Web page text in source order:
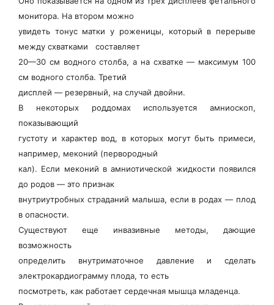
монитора. На втором можно
увидеть тонус матки у роженицы, который в перерыве
между схватками составляет
20—30 см водного столба, а на схватке — максимум 100
см водного столба. Третий
дисплей — резервный, на случай двойни.
В некоторых роддомах используется амниоскоп,
показывающий
густоту и характер вод, в которых могут быть примеси,
например, меконий (первородный
кал). Если меконий в амниотической жидкости появился
до родов — это признак
внутриутробных страданий малыша, если в родах — плод
в опасности.
Существуют еще инвазивные методы, дающие
возможность
определить внутриматочное давление и сделать
электрокардиограмму плода, то есть
посмотреть, как работает сердечная мышца младенца.